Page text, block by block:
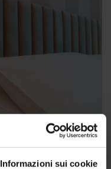
Informazioni sui cookie